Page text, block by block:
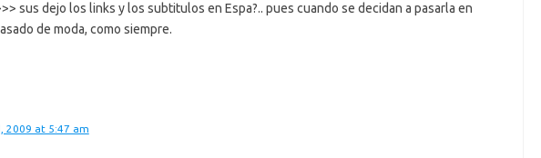
sus dejo los links y los subtitulos en Espa?.. pues cuando se decidan a pasarla en
de moda, como siempre.
2009 at 5:47 am